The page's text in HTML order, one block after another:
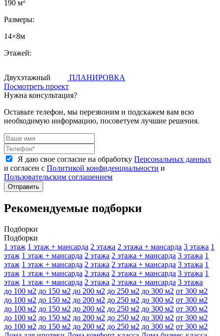
190 м
Размеры:
14×8м
Этажей:
Двухэтажный
ПЛАНИРОВКА
Посмотреть проект
Нужна консультация?
Оставьте телефон, мы перезвоним и подскажем вам всю
необходимую информацию, посоветуем лучшие решения.
Я даю свое согласие на обработку Персональных данных
и согласен с Политикой конфиденциальности и
Пользовательским соглашением
Отправить
Рекомендуемые подборки
Подборки
Подборки
1 этаж 1 этаж + мансарда 2 этажа 2 этажа + мансарда 3 этажа 1
этаж 1 этаж + мансарда 2 этажа 2 этажа + мансарда 3 этажа 1
этаж 1 этаж + мансарда 2 этажа 2 этажа + мансарда 3 этажа 1
этаж 1 этаж + мансарда 2 этажа 2 этажа + мансарда 3 этажа 1
этаж 1 этаж + мансарда 2 этажа 2 этажа + мансарда 3 этажа
до 100 м2 до 150 м2 до 200 м2 до 250 м2 до 300 м2 от 300 м2
до 100 м2 до 150 м2 до 200 м2 до 250 м2 до 300 м2 от 300 м2
до 100 м2 до 150 м2 до 200 м2 до 250 м2 до 300 м2 от 300 м2
до 100 м2 до 150 м2 до 200 м2 до 250 м2 до 300 м2 от 300 м2
до 100 м2 до 150 м2 до 200 м2 до 250 м2 до 300 м2 от 300 м2